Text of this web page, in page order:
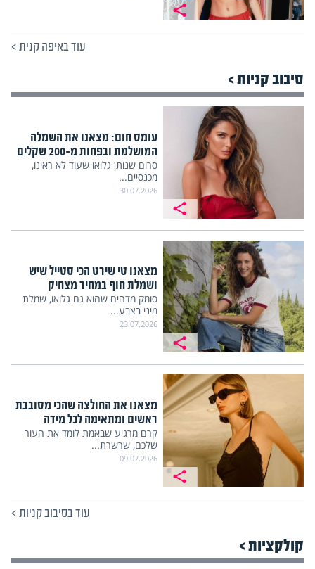
עוד באיפה קנית>
סיבוב קניות >
עומס חום: מצאנו את השמלה
המושלמת ובפחות מ-200 שקלים
סרום שנותן גלואו שעוד לא ראינו,
מכנסיים...
30.07.2026
מצאנו טי שירט הכי סטייל שיש
ושמלת חוף במחיר מצחיק
סומק מדהים שהוא גם גלואו, שמלת
מיני בצבע...
23.07.2026
מצאנו את החולצה שהכי מסובבת
ראשים ומתאימה לכל מידה
קרם מרגיע שבאמת לומד את העור
שלכם, שרשרת...
09.07.2026
עוד בסיבוב קניות>
קולקציות >